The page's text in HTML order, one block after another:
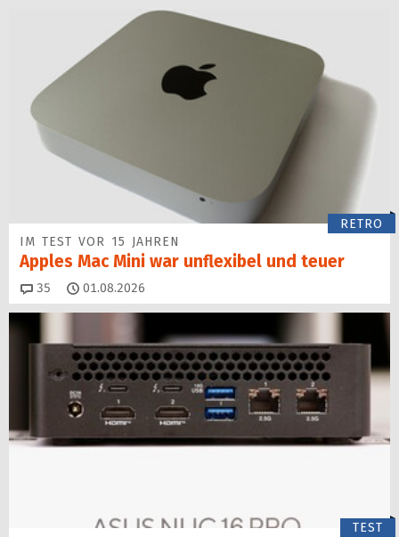
RETRO
IM TEST VOR 15 JAHREN
Apples Mac Mini war unflexibel und teuer
35 Kommentare
01.08.2026
TEST